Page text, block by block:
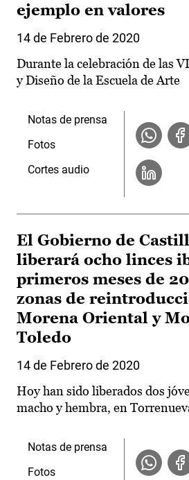
ejemplo en valores
14 de Febrero de 2020
Durante la celebración de las
y Diseño de la Escuela de Arte
Notas de prensa
Fotos
Cortes audio
El Gobierno de
liberará ocho linces
primeros meses de
zonas de
Morena Oriental y
Toledo
14 de Febrero de 2020
Hoy han sido liberados dos
macho y hembra, en
Notas de prensa
Fotos